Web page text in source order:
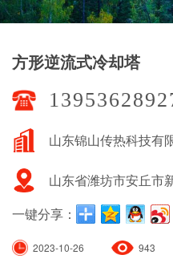
方形逆流式冷却塔
山东锦山传热科技有
山东省潍坊市安丘市
一键分享：
2023-10-26 943